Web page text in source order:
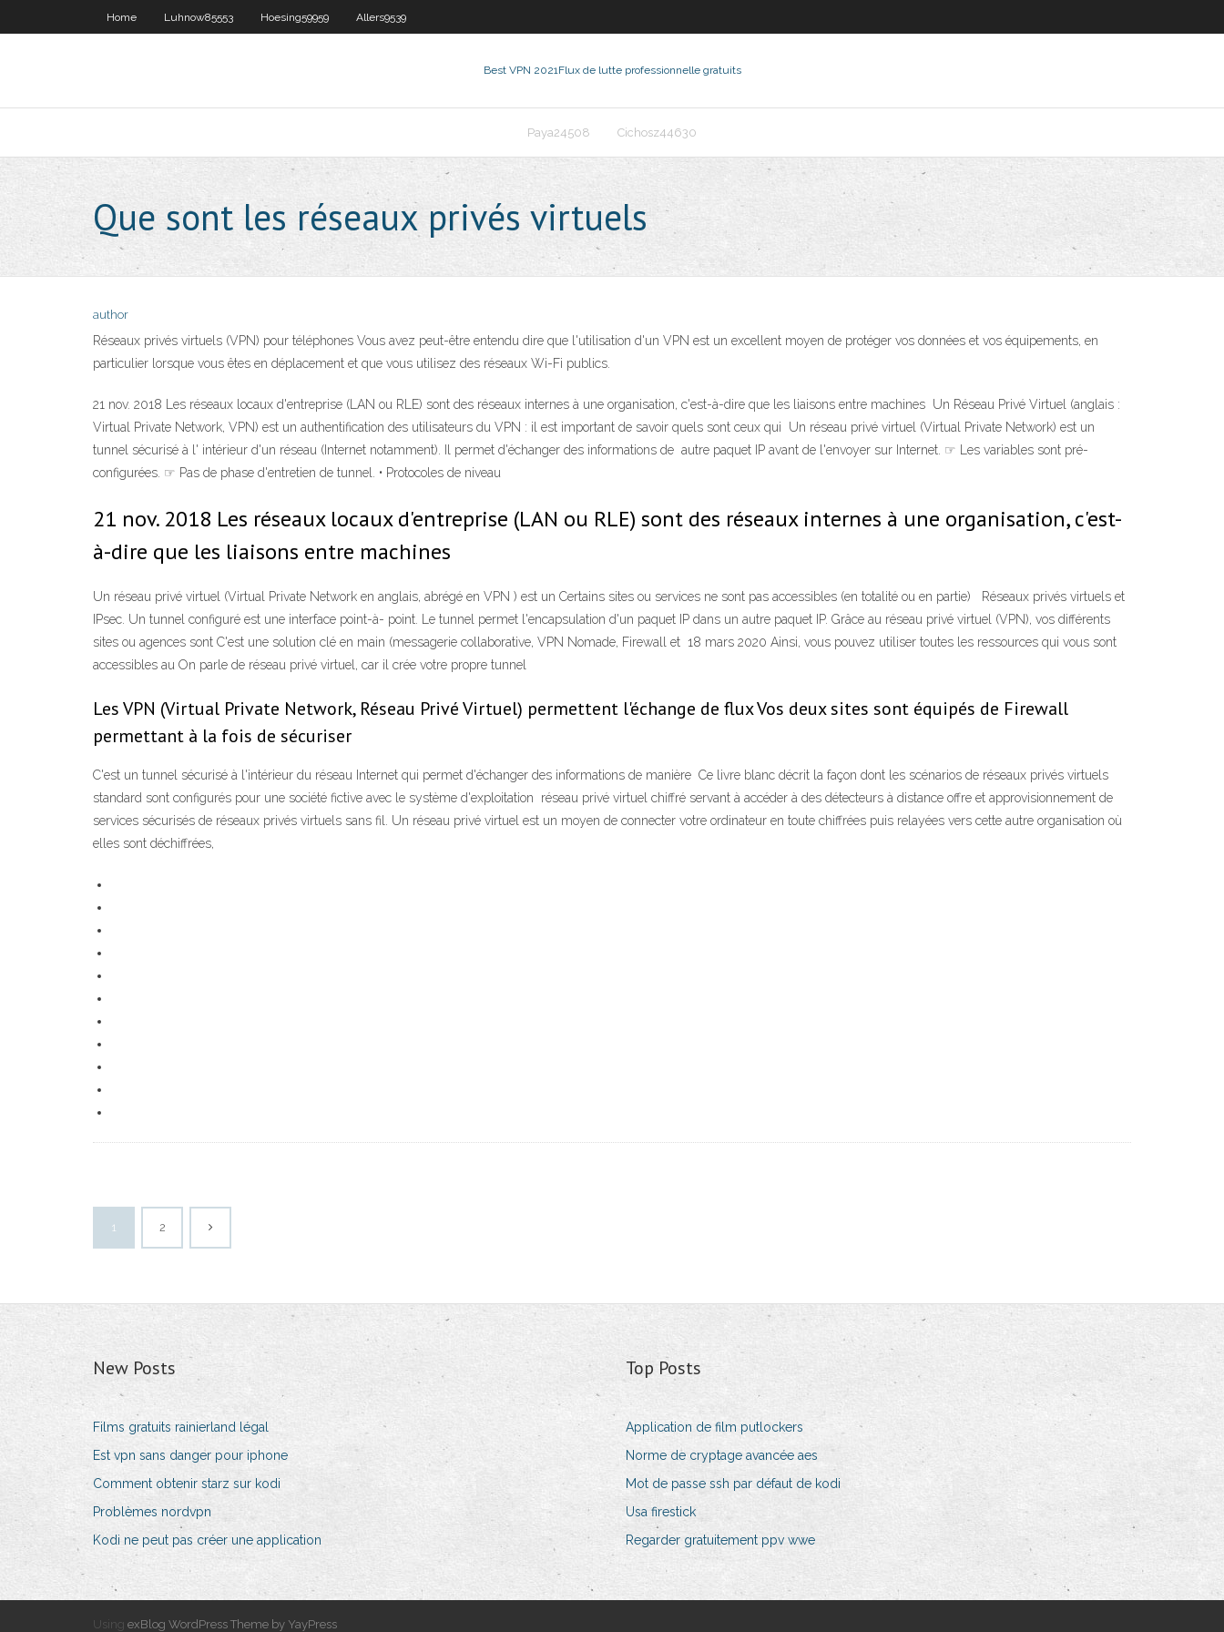
Home Luhnow85553 Hoesing59959 Allers9539
Best VPN 2021Flux de lutte professionnelle gratuits
Paya24508 Cichosz44630
Que sont les réseaux privés virtuels
author
Réseaux privés virtuels (VPN) pour téléphones Vous avez peut-être entendu dire que l'utilisation d'un VPN est un excellent moyen de protéger vos données et vos équipements, en
particulier lorsque vous êtes en déplacement et que vous utilisez des réseaux Wi-Fi publics.
21 nov. 2018 Les réseaux locaux d'entreprise (LAN ou RLE) sont des réseaux internes à une organisation, c'est-à-dire que les liaisons entre machines Un Réseau Privé Virtuel (anglais :
Virtual Private Network, VPN) est un authentification des utilisateurs du VPN : il est important de savoir quels sont ceux qui Un réseau privé virtuel (Virtual Private Network) est un
tunnel sécurisé à l' intérieur d'un réseau (Internet notamment). Il permet d'échanger des informations de autre paquet IP avant de l'envoyer sur Internet. ☞ Les variables sont pré-
configurées. ☞ Pas de phase d'entretien de tunnel. • Protocoles de niveau
21 nov. 2018 Les réseaux locaux d'entreprise (LAN ou RLE) sont des réseaux internes à une organisation, c'est-
à-dire que les liaisons entre machines
Un réseau privé virtuel (Virtual Private Network en anglais, abrégé en VPN ) est un Certains sites ou services ne sont pas accessibles (en totalité ou en partie) Réseaux privés virtuels et
IPsec. Un tunnel configuré est une interface point-à- point. Le tunnel permet l'encapsulation d'un paquet IP dans un autre paquet IP. Grâce au réseau privé virtuel (VPN), vos différents
sites ou agences sont C'est une solution clé en main (messagerie collaborative, VPN Nomade, Firewall et 18 mars 2020 Ainsi, vous pouvez utiliser toutes les ressources qui vous sont
accessibles au On parle de réseau privé virtuel, car il crée votre propre tunnel
Les VPN (Virtual Private Network, Réseau Privé Virtuel) permettent l'échange de flux Vos deux sites sont équipés de Firewall
permettant à la fois de sécuriser
C'est un tunnel sécurisé à l'intérieur du réseau Internet qui permet d'échanger des informations de manière Ce livre blanc décrit la façon dont les scénarios de réseaux privés virtuels
standard sont configurés pour une société fictive avec le système d'exploitation réseau privé virtuel chiffré servant à accéder à des détecteurs à distance offre et approvisionnement de
services sécurisés de réseaux privés virtuels sans fil. Un réseau privé virtuel est un moyen de connecter votre ordinateur en toute chiffrées puis relayées vers cette autre organisation où
elles sont déchiffrées,
1 2
New Posts
Films gratuits rainierland légal
Est vpn sans danger pour iphone
Comment obtenir starz sur kodi
Problèmes nordvpn
Kodi ne peut pas créer une application
Top Posts
Application de film putlockers
Norme de cryptage avancée aes
Mot de passe ssh par défaut de kodi
Usa firestick
Regarder gratuitement ppv wwe
Using exBlog WordPress Theme by YayPress